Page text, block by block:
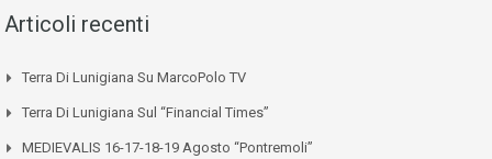
Articoli recenti
Terra Di Lunigiana Su MarcoPolo TV
Terra Di Lunigiana Sul “Financial Times”
MEDIEVALIS 16-17-18-19 Agosto “Pontremoli”